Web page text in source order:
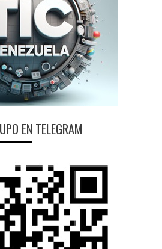
EN TELEGRAM